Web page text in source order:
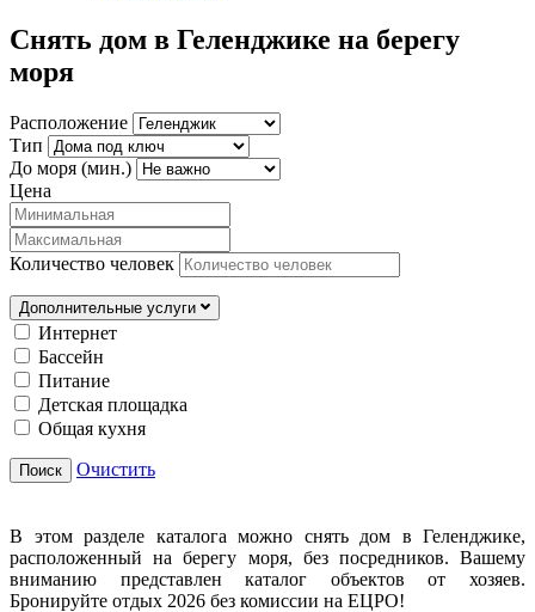
Снять дом в Геленджике на берегу
моря
Расположение
Тип
До моря (мин.)
Цена
Количество человек
Дополнительные услуги
Интернет
Бассейн
Питание
Детская площадка
Общая кухня
Поиск Очистить
В этом разделе каталога можно снять дом в Геленджике,
расположенный на берегу моря, без посредников. Вашему
вниманию представлен каталог объектов от хозяев.
Бронируйте отдых 2026 без комиссии на ЕЦРО!